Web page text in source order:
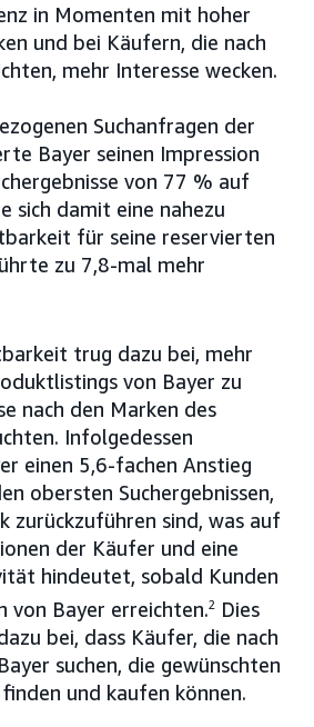
in Momenten mit hoher
und bei Käufern, die nach
mehr Interesse wecken.
Suchanfragen der
Bayer seinen Impression
von 77 % auf
sich damit eine nahezu
für seine reservierten
zu 7,8-mal mehr
trug dazu bei, mehr
von Bayer zu
nach den Marken des
Infolgedessen
einen 5,6-fachen Anstieg
obersten Suchergebnissen,
zurückzuführen sind, was auf
der Käufer und eine
hindeutet, sobald Kunden
von Bayer erreichten.2
Dies
bei, dass Käufer, die nach
suchen, die gewünschten
und kaufen können.